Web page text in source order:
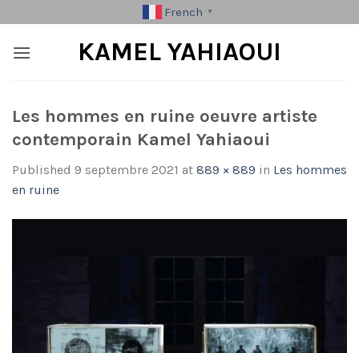
to
content
French ▼
KAMEL YAHIAOUI
Les hommes en ruine oeuvre artiste
contemporain Kamel Yahiaoui
Published 9 septembre 2021 at 889 × 889 in Les hommes
en ruine